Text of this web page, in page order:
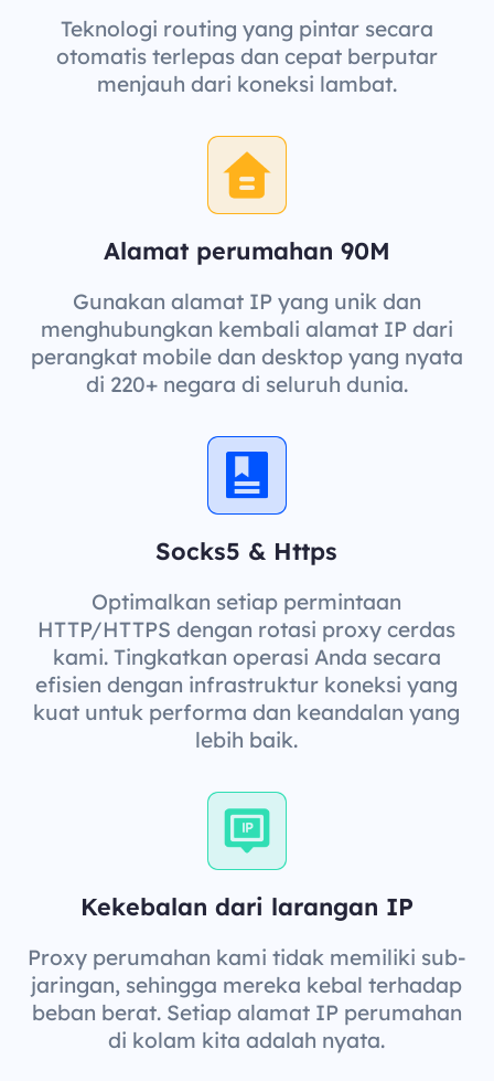
Teknologi routing yang pintar secara
otomatis terlepas dan cepat berputar
menjauh dari koneksi lambat.
Alamat perumahan 90M
Gunakan alamat IP yang unik dan
menghubungkan kembali alamat IP dari
perangkat mobile dan desktop yang nyata
di 220+ negara di seluruh dunia.
Socks5 & Https
Optimalkan setiap permintaan
HTTP/HTTPS dengan rotasi proxy cerdas
kami. Tingkatkan operasi Anda secara
efisien dengan infrastruktur koneksi yang
kuat untuk performa dan keandalan yang
lebih baik.
Kekebalan dari larangan IP
Proxy perumahan kami tidak memiliki sub-
jaringan, sehingga mereka kebal terhadap
beban berat. Setiap alamat IP perumahan
di kolam kita adalah nyata.